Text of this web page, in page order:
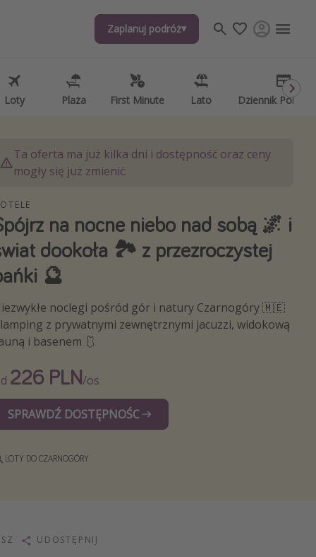
Zaplanuj podróż
Loty Plaża First Minute Lato Dziennik
Zaplanuj podróż
Loty Plaża First Minute Lato Dziennik
ciekawostki, porady podróżnicze
aplikacje podróżnicze
Ta oferta ma już kilka dni i dostępność oraz ceny
mogły się już zmienić.
na nocne niebo nad sobą 🌌 i
dookoła 🏞️ z przezroczystej
🔮
noclegi pośród gór i natury Czarnogóry 🇲🇪
z prywatnymi zewnętrznymi jacuzzi, widokową
i basenem 🩱
226 PLN/os
SPRAWDŹ DOSTĘPNOŚC
LOTY DO CZARNOGÓRY
UDOSTĘPNIJ